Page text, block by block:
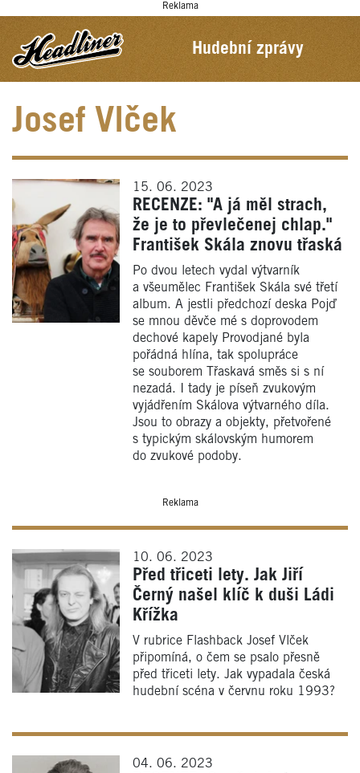
Reklama
Hudební zprávy
Josef Vlček
15. 06. 2023
RECENZE: "A já měl strach,
že je to převlečenej chlap."
František Skála znovu třaská
Po dvou letech vydal výtvarník
a všeumělec František Skála své třetí
album. A jestli předchozí deska Pojď
se mnou děvče mé s doprovodem
dechové kapely Provodjané byla
pořádná hlína, tak spolupráce
se souborem Třaskavá směs si s ní
nezadá. I tady je píseň zvukovým
vyjádřením Skálova výtvarného díla.
Jsou to obrazy a objekty, přetvořené
s typickým skálovským humorem
do zvukové podoby.
Reklama
10. 06. 2023
Před třiceti lety. Jak Jiří
Černý našel klíč k duši Ládi
Křížka
V rubrice Flashback Josef Vlček
připomíná, o čem se psalo přesně
před třiceti lety. Jak vypadala česká
hudební scéna v červnu roku 1993?
04. 06. 2023